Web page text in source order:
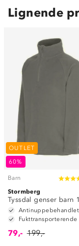
Lignende
OUTLET
60%
Barn
Stormberg
Tyssdal genser barn
Antinuppebehandlet
Fukttransporterende
79,- 199,-